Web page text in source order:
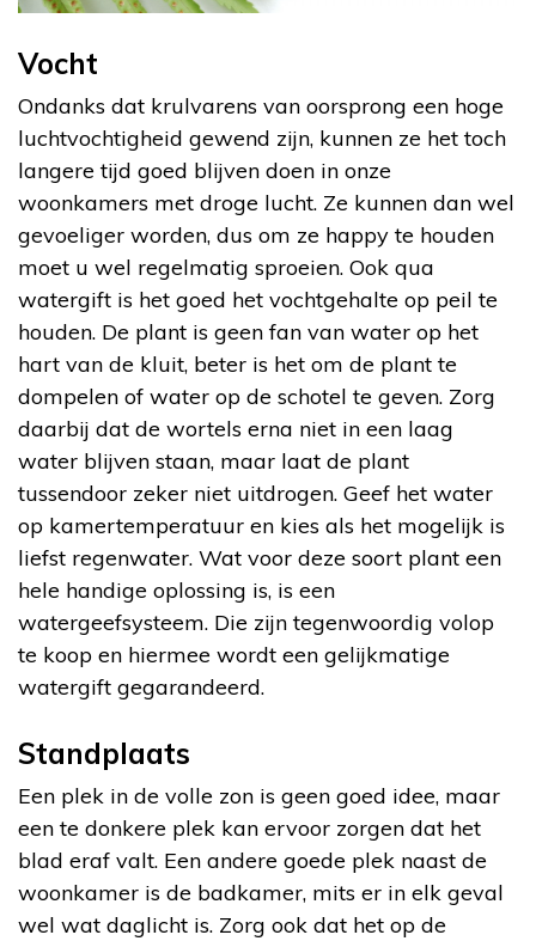
Vocht
Ondanks dat krulvarens van oorsprong een hoge
luchtvochtigheid gewend zijn, kunnen ze het toch
langere tijd goed blijven doen in onze
woonkamers met droge lucht. Ze kunnen dan wel
gevoeliger worden, dus om ze happy te houden
moet u wel regelmatig sproeien. Ook qua
watergift is het goed het vochtgehalte op peil te
houden. De plant is geen fan van water op het
hart van de kluit, beter is het om de plant te
dompelen of water op de schotel te geven. Zorg
daarbij dat de wortels erna niet in een laag
water blijven staan, maar laat de plant
tussendoor zeker niet uitdrogen. Geef het water
op kamertemperatuur en kies als het mogelijk is
liefst regenwater. Wat voor deze soort plant een
hele handige oplossing is, is een
watergeefsysteem. Die zijn tegenwoordig volop
te koop en hiermee wordt een gelijkmatige
watergift gegarandeerd.
Standplaats
Een plek in de volle zon is geen goed idee, maar
een te donkere plek kan ervoor zorgen dat het
blad eraf valt. Een andere goede plek naast de
woonkamer is de badkamer, mits er in elk geval
wel wat daglicht is. Zorg ook dat het op de